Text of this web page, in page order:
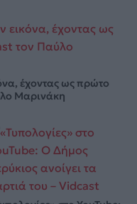
έχοντας ως πρώτο
Μαρινάκη